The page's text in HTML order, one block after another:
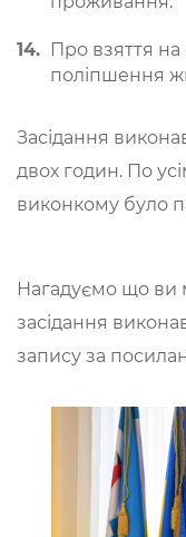
Про взяття на
поліпшення
Засідання
двох годин. По
виконкому було
Нагадуємо що ви
засідання
запису за